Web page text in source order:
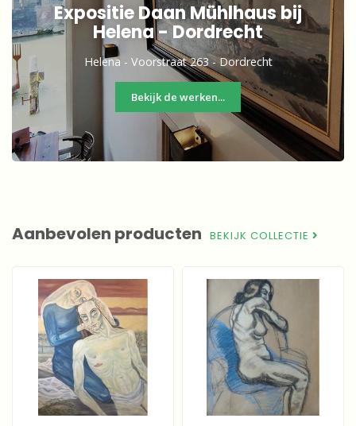
Expositie Daan Mühlhaus bij
Helena - Dordrecht
Helena - Voorstraat 263 - Dordrecht
Bekijk de werken...
Aanbevolen producten BEKIJK COLLECTIE